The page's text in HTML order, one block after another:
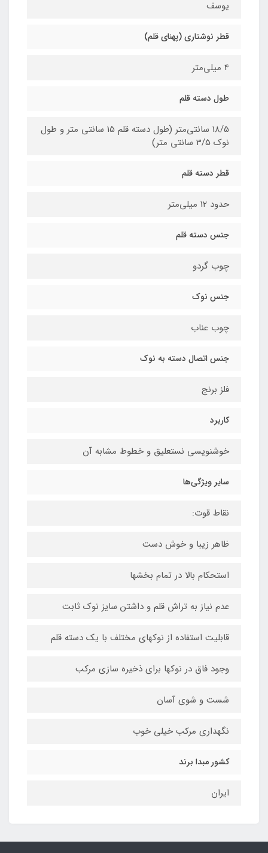
یوسف
قطر نوشتاری (پهنای قلم)
4 میلی‌متر
طول دسته قلم
18/5 سانتی‌متر (طول دسته قلم 15 سانتی متر و طول
نوک 3/5 سانتی متر)
قطر دسته قلم
حدود 12 میلی‌متر
جنس دسته قلم
چوب گردو
جنس نوک
چوب عناب
جنس اتصال دسته به نوک
فلز برنج
کاربرد
خوشنویسی نستعلیق و خطوط مشابه آن
سایر ویژگی‌ها
نقاط قوت:
ظاهر زیبا و خوش دست
استحکام بالا در تمام بخشها
عدم نیاز به تراش قلم و داشتن سایز نوک ثابت
قابلیت استفاده از نوکهای مختلف با یک دسته قلم
وجود فاق در نوکها برای ذخیره سازی مرکب
شست و شوی آسان
نگهداری مرکب خیلی خوب
کشور مبدا برند
ایران